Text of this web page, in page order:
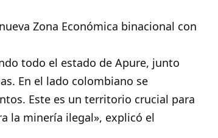
Zona Económica binacional con
todo el estado de Apure, junto
En el lado colombiano se
Este es un territorio crucial para
la minería ilegal», explicó el